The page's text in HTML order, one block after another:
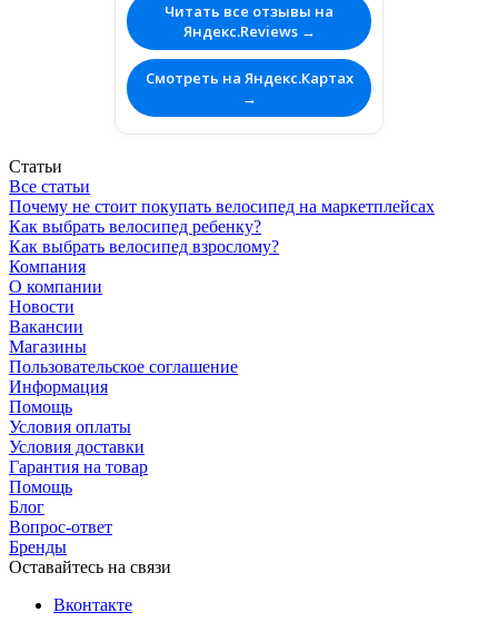
Читать все отзывы на
Яндекс.Reviews →
Смотреть на Яндекс.Картах
→
Статьи
Все статьи
Почему не стоит покупать велосипед на маркетплейсах
Как выбрать велосипед ребенку?
Как выбрать велосипед взрослому?
Компания
О компании
Новости
Вакансии
Магазины
Пользовательское соглашение
Информация
Помощь
Условия оплаты
Условия доставки
Гарантия на товар
Помощь
Блог
Вопрос-ответ
Бренды
Оставайтесь на связи
Вконтакте